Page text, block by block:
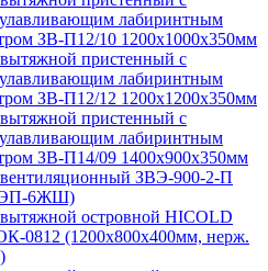
лабиринтным
ЗВ-П12/10 1200х1000х350мм
пристенный с
лабиринтным
ЗВ-П12/12 1200х1200х350мм
пристенный с
лабиринтным
ЗВ-П14/09 1400х900х350мм
ЗВЭ-900-2-П
ЭП-6ЖШ)
островной HICOLD
0812 (1200х800x400мм, нерж.